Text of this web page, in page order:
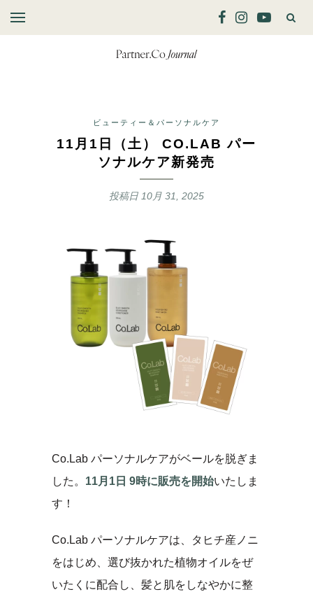
ビューティー＆パーソナルケア
11月1日（土） CO.LAB パー
ソナルケア新発売
投稿日 10月 31, 2025
Co.Lab パーソナルケアがベールを脱ぎま
した。 11月1日 9時に販売を開始いたしま
す！
Co.Lab パーソナルケアは、タヒチ産ノニ
をはじめ、選び抜かれた植物オイルをぜ
いたくに配合し、髪と肌をしなやかに整